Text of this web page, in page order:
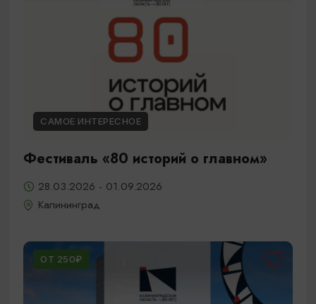
САМОЕ ИНТЕРЕСНОЕ
Фестиваль «80 историй о главном»
28.03.2026 - 01.09.2026
Калининград
ОТ 250₽